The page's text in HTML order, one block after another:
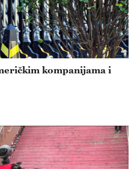
kompanijama i